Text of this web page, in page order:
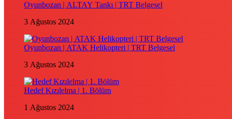
Oyunbozan | ALTAY Tankı | TRT Belgesel
3 Ağustos 2024
Oyunbozan | ATAK Helikopteri | TRT Belgesel
3 Ağustos 2024
Hedef Kızılelma | 1. Bölüm
1 Ağustos 2024